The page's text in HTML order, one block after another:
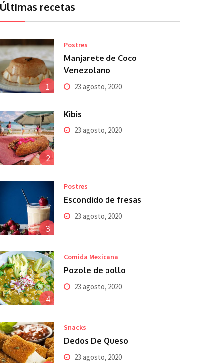
Últimas recetas
1
Postres
Manjarete de Coco
Venezolano
23 agosto, 2020
2
Kibis
23 agosto, 2020
3
Postres
Escondido de fresas
23 agosto, 2020
4
Comida Mexicana
Pozole de pollo
23 agosto, 2020
Snacks
Dedos De Queso
23 agosto, 2020